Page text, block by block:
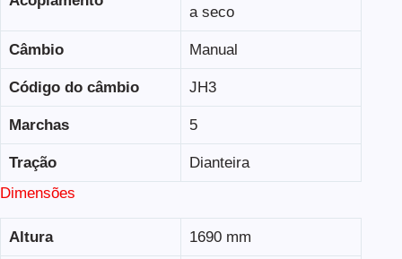
a seco
Câmbio Manual
Código do câmbio JH3
Marchas 5
Tração
Dianteira
Dimensões
Altura 1690 mm